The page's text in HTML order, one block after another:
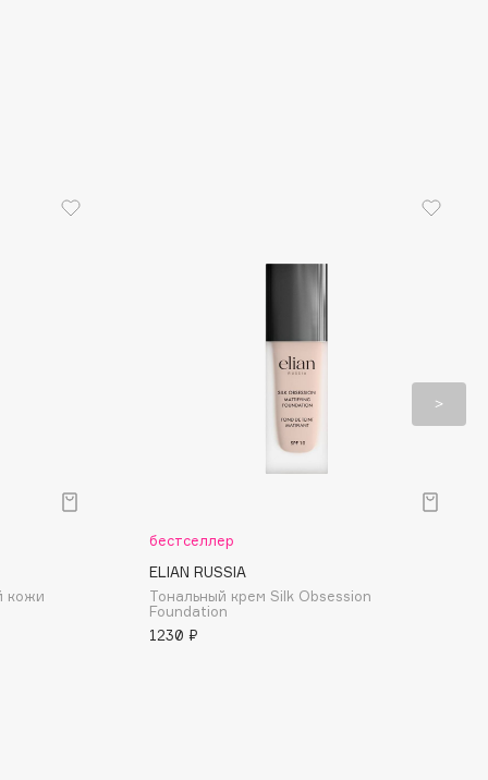
кожи
бестселлер
ELIAN RUSSIA
Тональный крем Silk Obsession
Foundation
1230 ₽